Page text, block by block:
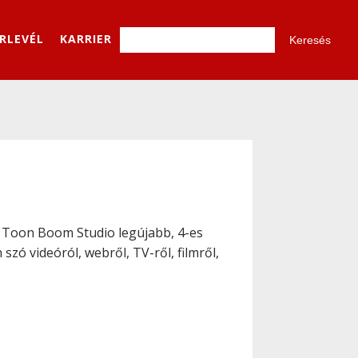
KARRIER
Boom Studio legújabb, 4-es
videóról, webről, TV-ről, filmről,